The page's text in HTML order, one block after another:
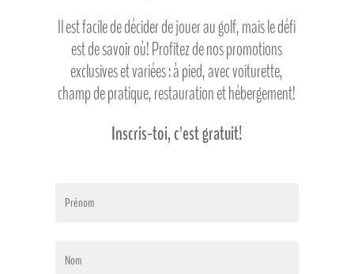
Il est facile de décider de jouer au golf, mais le défi
est de savoir où! Profitez de nos promotions
exclusives et variées : à pied, avec voiturette,
champ de pratique, restauration et hébergement!
Inscris-toi, c'est gratuit!